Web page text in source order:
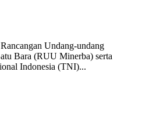
Undang-undang
Bara (RUU Minerba) serta
Indonesia (TNI)...